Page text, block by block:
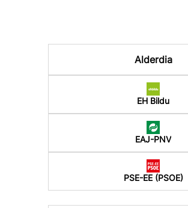
Alderdia
EH Bildu
EAJ-PNV
PSE-EE (PSOE)